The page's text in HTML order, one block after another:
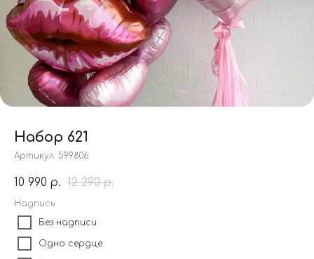
Набор 621
Артикул: 599806
10 990 р. 12 290 р.
Надпись
Без надписи
Одно сердце